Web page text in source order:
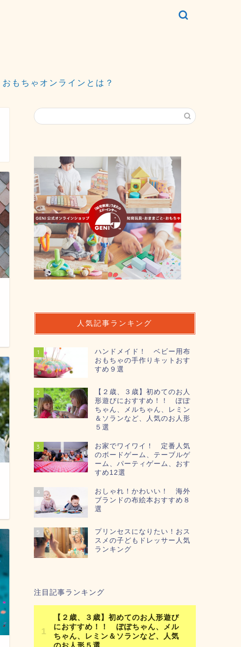
おもちゃオンラインとは？
人気記事ランキング
1
ハンドメイド！ ベビー用布
おもちゃの手作りキットおす
すめ９選
2
【２歳、３歳】初めてのお人
形遊びにおすすめ！！ ぽぽ
ちゃん、メルちゃん、レミン
＆ソランなど、人気のお人形
５選
3
お家でワイワイ！ 定番人気
のボードゲーム、テーブルゲ
ーム、パーティゲーム、おす
すめ12選
4
おしゃれ！かわいい！ 海外
ブランドの布絵本おすすめ８
選
5
プリンセスになりたい！おス
スメの子どもドレッサー人気
ランキング
注目記事ランキング